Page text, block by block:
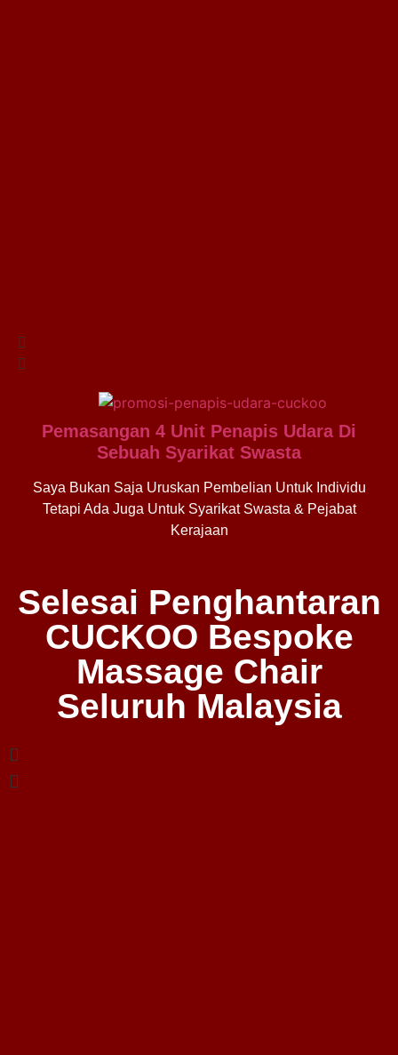
Pemasangan 4 Unit Penapis Udara Di
Sebuah Syarikat Swasta
Saya Bukan Saja Uruskan Pembelian Untuk Individu
Tetapi Ada Juga Untuk Syarikat Swasta & Pejabat
Kerajaan
Selesai Penghantaran
CUCKOO Bespoke
Massage Chair
Seluruh Malaysia